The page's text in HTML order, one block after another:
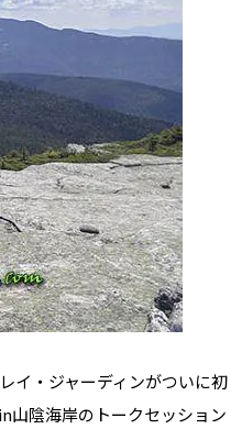
イ・ジャーディンがついに初
山陰海岸のトークセッション